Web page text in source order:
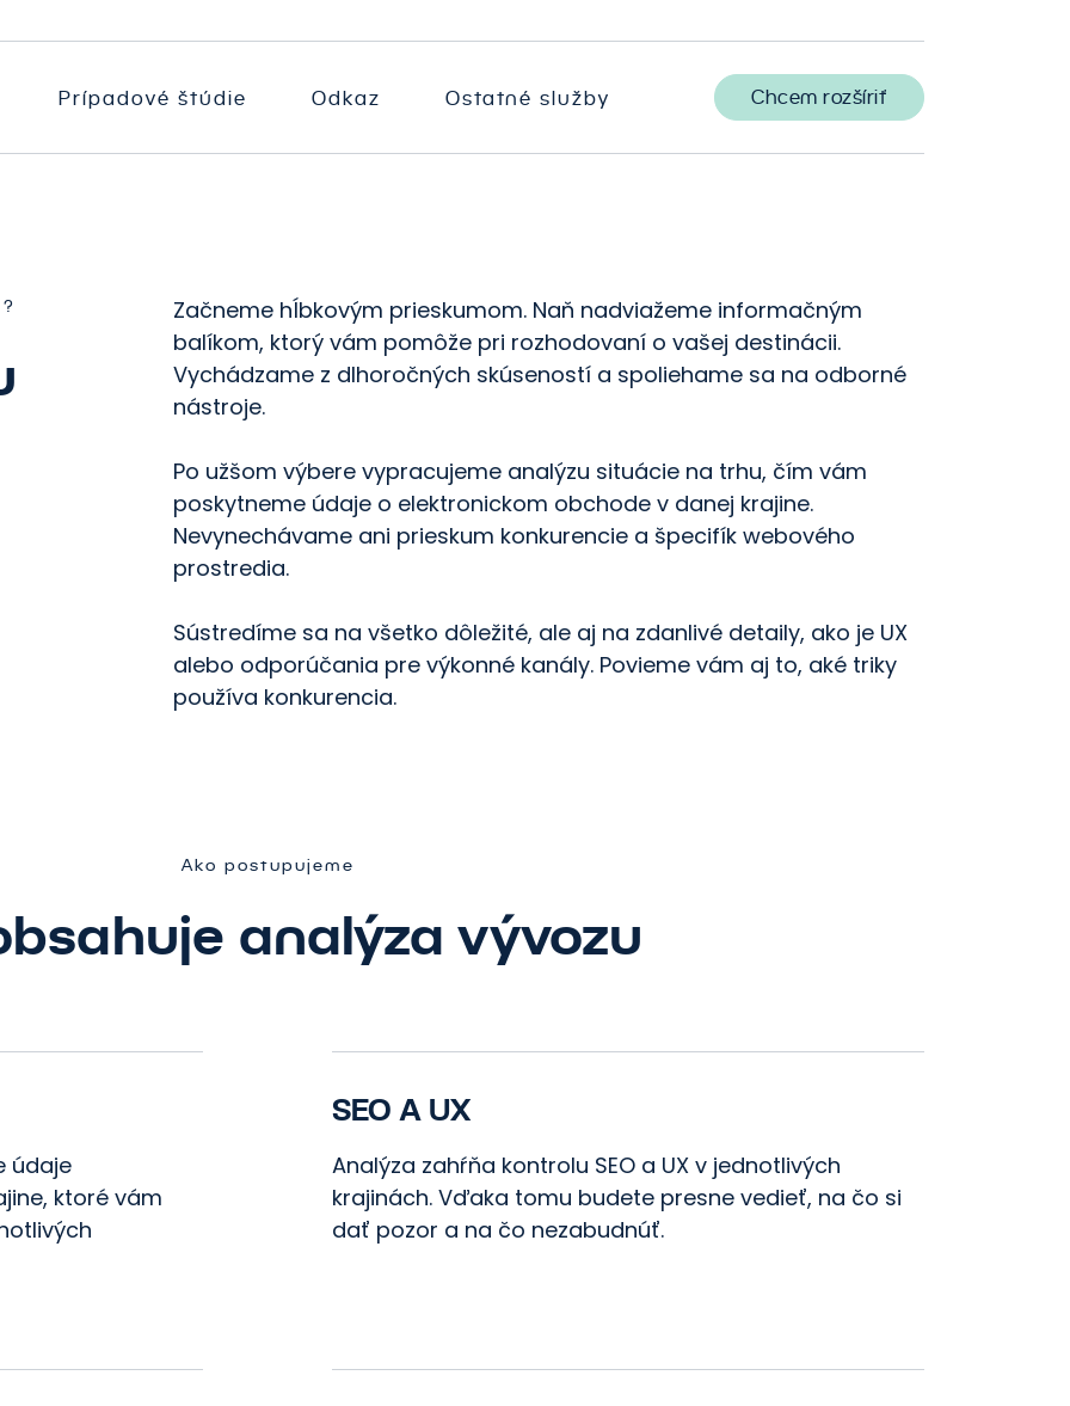
produktov
a tvorba
panelov
Prípadové štúdie Odkaz Ostatné služby Chcem rozšíriť
Začneme hĺbkovým prieskumom. Naň nadviažeme informačným
balíkom, ktorý vám pomôže pri rozhodovaní o vašej destinácii.
Vychádzame z dlhoročných skúseností a spoliehame sa na odborné
nástroje.
Po užšom výbere vypracujeme analýzu situácie na trhu, čím vám
poskytneme údaje o elektronickom obchode v danej krajine.
Nevynechávame ani prieskum konkurencie a špecifík webového
prostredia.
Sústredíme sa na všetko dôležité, ale aj na zdanlivé detaily, ako je UX
alebo odporúčania pre výkonné kanály. Povieme vám aj to, aké triky
používa konkurencia.
Ako postupujeme
analýza vývozu
údaje
ktoré vám
SEO A UX
Analýza zahŕňa kontrolu SEO a UX v jednotlivých
krajinách. Vďaka tomu budete presne vedieť, na čo si
dať pozor a na čo nezabudnúť.